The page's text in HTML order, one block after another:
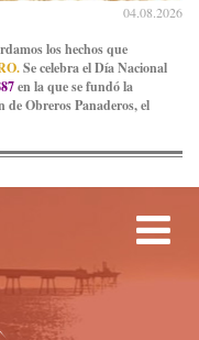
04.08.2026
los hechos que
Se celebra el Día Nacional
en la que se fundó la
de Obreros Panaderos, el